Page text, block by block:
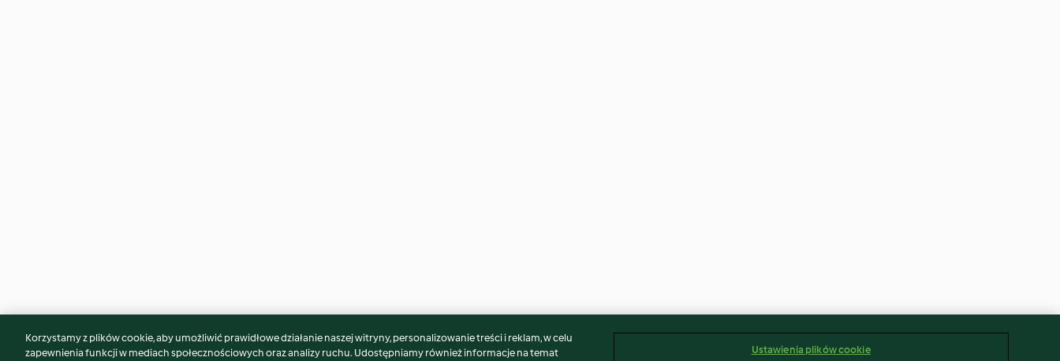
Może spodoba Ci się również...
Korzystamy z plików cookie, aby umożliwić prawidłowe działanie naszej witryny, personalizowanie treści i reklam, w celu
zapewnienia funkcji w mediach społecznościowych oraz analizy ruchu. Udostępniamy również informacje na temat
Ustawienia plików cookie